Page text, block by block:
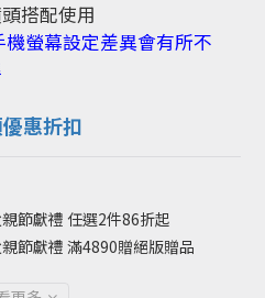
搭配使用
螢幕設定差異會有所不
惠折扣
節獻禮 任選2件86折起
節獻禮 滿4890贈絕版贈品